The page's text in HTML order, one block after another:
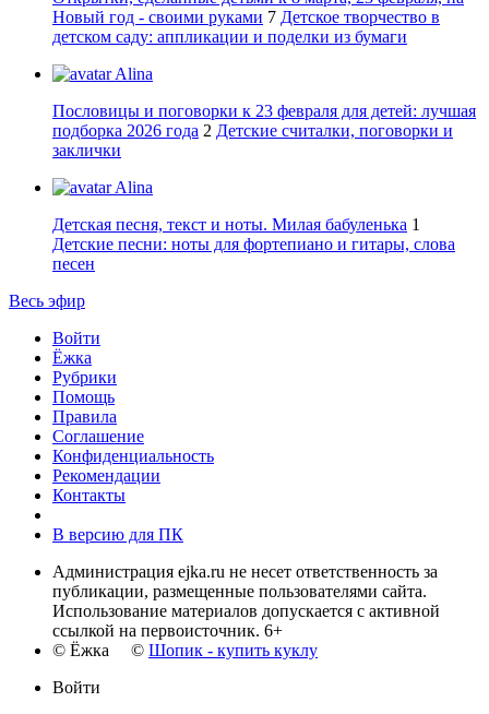
Новый год - своими руками 7 Детское творчество в
детском саду: аппликации и поделки из бумаги
Alina
Пословицы и поговорки к 23 февраля для детей: лучшая
подборка 2026 года 2 Детские считалки, поговорки и
заклички
Alina
Детская песня, текст и ноты. Милая бабуленька 1
Детские песни: ноты для фортепиано и гитары, слова
песен
Весь эфир
Войти
Ёжка
Рубрики
Помощь
Правила
Соглашение
Конфиденциальность
Рекомендации
Контакты
В версию для ПК
Администрация ejka.ru не несет ответственность за
публикации, размещенные пользователями сайта.
Использование материалов допускается с активной
ссылкой на первоисточник. 6+
© Ёжка © Шопик - купить куклу
Войти